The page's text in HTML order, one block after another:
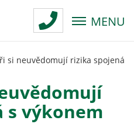
MENU
si neuvědomují rizika spojená
s výkonem